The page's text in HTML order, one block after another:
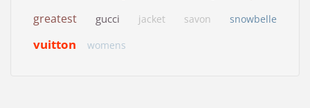
greatest
gucci jacket savon snowbelle
vuitton womens